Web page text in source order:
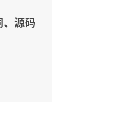
、源码